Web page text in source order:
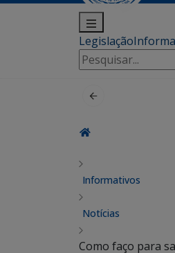
Legislação
Pesquisar
por:
Informativos
Notícias
Como faço para